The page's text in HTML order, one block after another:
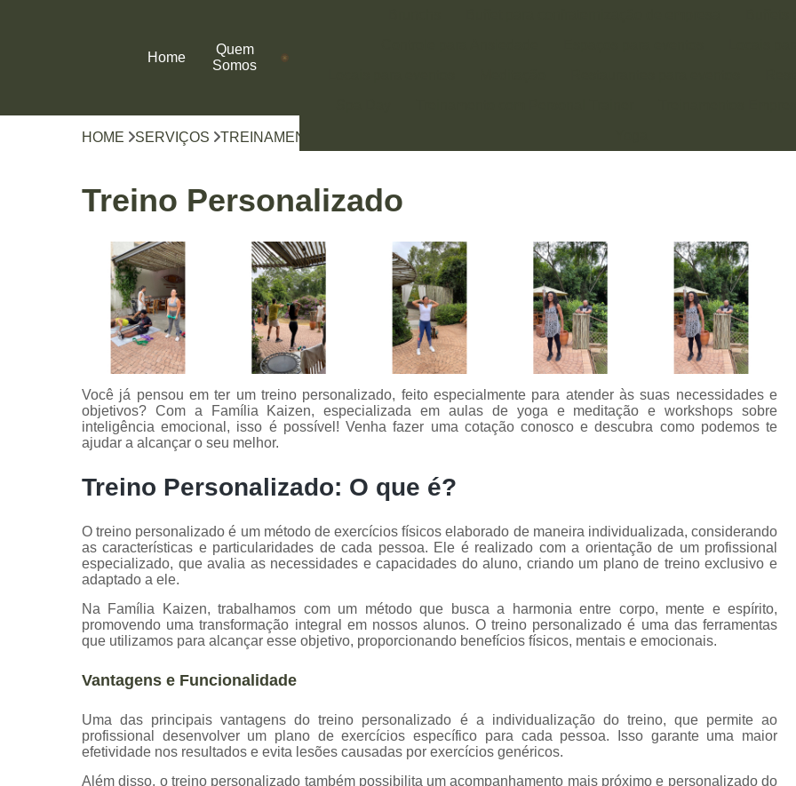
Home
Quem
Somos
HOME SERVIÇOS TREINAMENTO COM PERSONAL TRAINER
Treino Personalizado
Você já pensou em ter um treino personalizado, feito especialmente para atender às suas necessidades e
objetivos? Com a Família Kaizen, especializada em aulas de yoga e meditação e workshops sobre
inteligência emocional, isso é possível! Venha fazer uma cotação conosco e descubra como podemos te
ajudar a alcançar o seu melhor.
Treino Personalizado: O que é?
O treino personalizado é um método de exercícios físicos elaborado de maneira individualizada, considerando
as características e particularidades de cada pessoa. Ele é realizado com a orientação de um profissional
especializado, que avalia as necessidades e capacidades do aluno, criando um plano de treino exclusivo e
adaptado a ele.
Na Família Kaizen, trabalhamos com um método que busca a harmonia entre corpo, mente e espírito,
promovendo uma transformação integral em nossos alunos. O treino personalizado é uma das ferramentas
que utilizamos para alcançar esse objetivo, proporcionando benefícios físicos, mentais e emocionais.
Vantagens e Funcionalidade
Uma das principais vantagens do treino personalizado é a individualização do treino, que permite ao
profissional desenvolver um plano de exercícios específico para cada pessoa. Isso garante uma maior
efetividade nos resultados e evita lesões causadas por exercícios genéricos.
Além disso, o treino personalizado também possibilita um acompanhamento mais próximo e personalizado do